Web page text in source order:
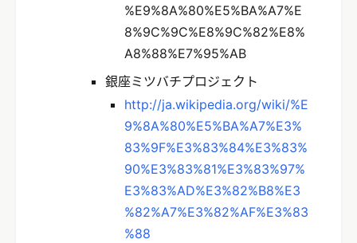
%E9%8A%80%E5%BA%A7%E
8%9C%9C%E8%9C%82%E8%
A8%88%E7%95%AB
銀座ミツバチプロジェクト
http://ja.wikipedia.org/wiki/%E
9%8A%80%E5%BA%A7%E3%
83%9F%E3%83%84%E3%83%
90%E3%83%81%E3%83%97%
E3%83%AD%E3%82%B8%E3
%82%A7%E3%82%AF%E3%83
%88